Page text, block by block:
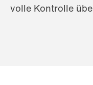
volle Kontrolle